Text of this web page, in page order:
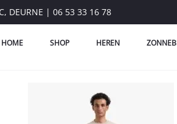
DEURNE | 06 53 33 16 78
HOME SHOP HEREN